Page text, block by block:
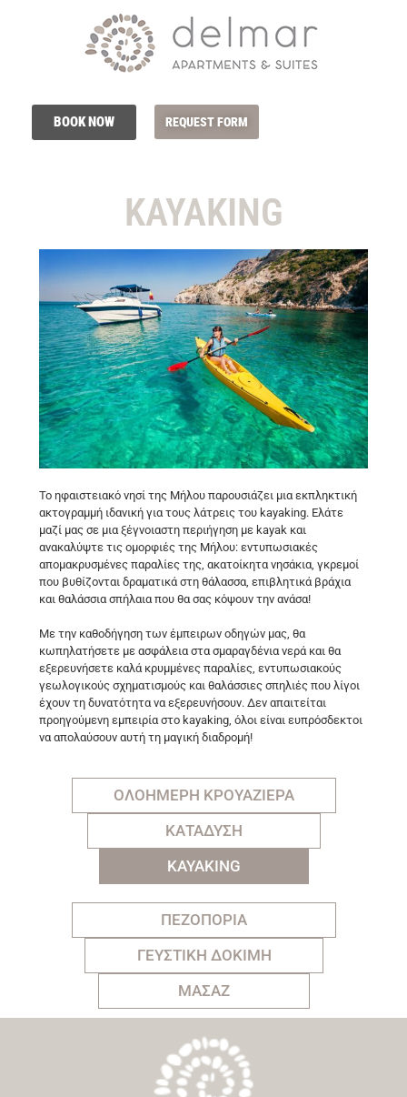
BOOK NOW REQUEST FORM
KAYAKING
Το ηφαιστειακό νησί της Μήλου παρουσιάζει μια εκπληκτική
ακτογραμμή ιδανική για τους λάτρεις του kayaking. Ελάτε
μαζί μας σε μια ξέγνοιαστη περιήγηση με kayak και
ανακαλύψτε τις ομορφιές της Μήλου: εντυπωσιακές
απομακρυσμένες παραλίες της, ακατοίκητα νησάκια, γκρεμοί
που βυθίζονται δραματικά στη θάλασσα, επιβλητικά βράχια
και θαλάσσια σπήλαια που θα σας κόψουν την ανάσα!
Με την καθοδήγηση των έμπειρων οδηγών μας, θα
κωπηλατήσετε με ασφάλεια στα σμαραγδένια νερά και θα
εξερευνήσετε καλά κρυμμένες παραλίες, εντυπωσιακούς
γεωλογικούς σχηματισμούς και θαλάσσιες σπηλιές που λίγοι
έχουν τη δυνατότητα να εξερευνήσουν. Δεν απαιτείται
προηγούμενη εμπειρία στο kayaking, όλοι είναι ευπρόσδεκτοι
να απολαύσουν αυτή τη μαγική διαδρομή!
ΟΛΟΗΜΕΡΗ ΚΡΟΥΑΖΙΕΡΑ
ΚΑΤΑΔΥΣΗ
KAYAKING
ΠΕΖΟΠΟΡΙΑ
ΓΕΥΣΤΙΚΗ ΔΟΚΙΜΗ
ΜΑΣΑΖ